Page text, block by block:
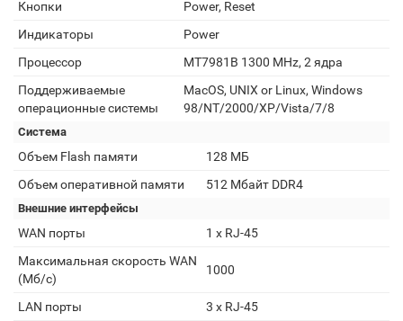
Кнопки
Power, Reset
Индикаторы
Power
Процессор
MT7981B 1300 MHz, 2 ядра
Поддерживаемые
операционные системы
MacOS, UNIX or Linux, Windows
98/NT/2000/XP/Vista/7/8
Система
Объем Flash памяти
128 МБ
Объем оперативной памяти
512 Мбайт DDR4
Внешние интерфейсы
WAN порты
1 х RJ-45
Максимальная скорость WAN
(Мб/с)
1000
LAN порты
3 х RJ-45